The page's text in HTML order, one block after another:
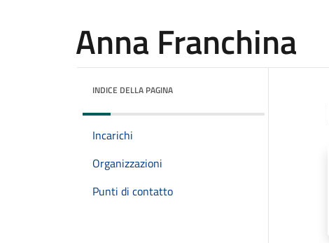
Anna Franchina
INDICE DELLA PAGINA
Incarichi
Organizzazioni
Punti di contatto